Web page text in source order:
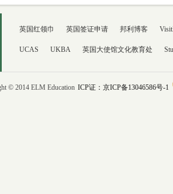
英国红领巾 英国签证申请 邦利博客
UCAS UKBA 英国大使馆文化教育处
© 2014 ELM Education ICP证：京ICP备13046586号-1